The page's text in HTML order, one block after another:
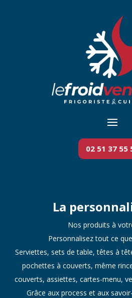
02 51 37 55
La
Nos produits à
Personnalisez tout ce
Serviettes, sets de table, têtes à
pochettes à couverts, même
couverts, assiettes, cartes-menu,
Grâce aux process et aux